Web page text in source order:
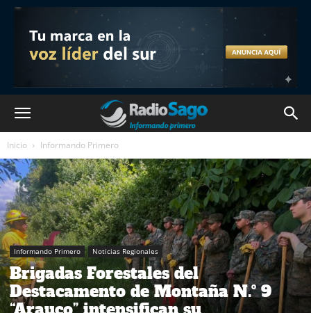
Inicio Informando Primero
Informando Primero Noticias Regionales
Brigadas Forestales del
Destacamento de Montaña N.º 9